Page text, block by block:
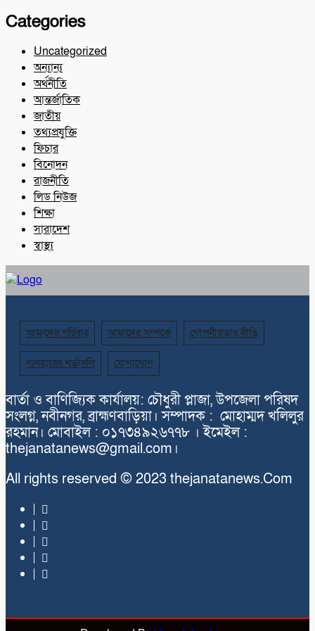
Categories
Uncategorized
অন্যান্য
অর্থনীতি
আন্তর্জাতিক
জাতীয়
তথ্যপ্রযুক্তি
ফিচার
বিনোদন
রাজনীতি
লিড নিউজ
শিক্ষা
সারাদেশ
স্বাস্থ্য
আমাদের পরিবার আমাদের সম্পর্কে গোপনীয়তার নীতি
ব্যবহারের শর্তাবলি যোগাযোগ
বার্তা ও বাণিজ্যিক কার্যালয়: চৌধুরী প্লাজা, উপজেলা পরিষদ
সংলগ্ন, নবীনগর, ব্রাহ্মণবাড়িয়া। সম্পাদক : মোহাম্মদ খলিলুর
রহমান। মোবাইল : ০১৭৩৪৯২৬৭৭৮ । ইমেইল :
thejanatanews@gmail.com।
All rights reserved © 2023 thejanatanews.Com